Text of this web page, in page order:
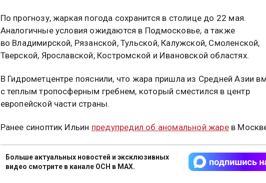
По прогнозу, жаркая погода сохранится в столице до 22 мая.
Аналогичные условия ожидаются в Подмосковье, а также
во Владимирской, Рязанской, Тульской, Калужской, Смоленской,
Тверской, Ярославской, Костромской и Ивановской областях.
В Гидрометцентре пояснили, что жара пришла из Средней Азии
с теплым тропосферным гребнем, который сместился в центр
европейской части страны.
Ранее синоптик Ильин предупредил об аномальной жарев
Больше актуальных новостей и эксклюзивных
видео смотрите в канале ОСН в MAX.